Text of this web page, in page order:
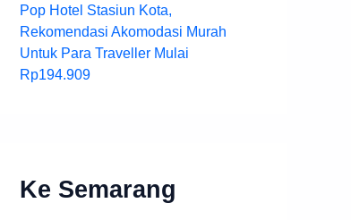
Pop Hotel Stasiun Kota,
Rekomendasi Akomodasi Murah
Untuk Para Traveller Mulai
Rp194.909
Ke Semarang